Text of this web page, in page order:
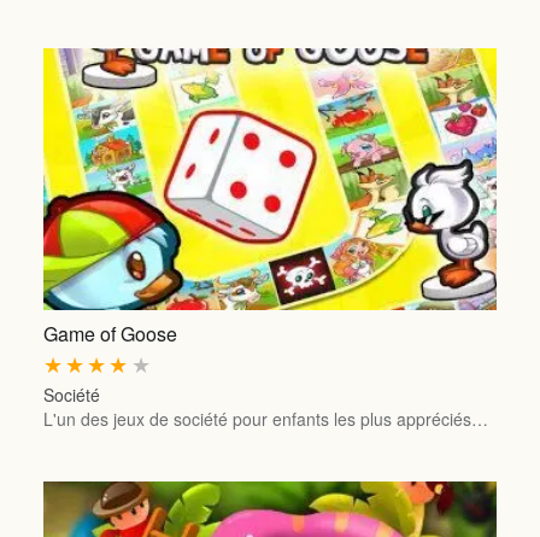
Game of Goose
★
★
★
★
★
Société
L'un des jeux de société pour enfants les plus appréciés…